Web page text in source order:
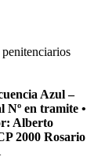
Azul –
Nº en tramite •
Alberto
2000 Rosario